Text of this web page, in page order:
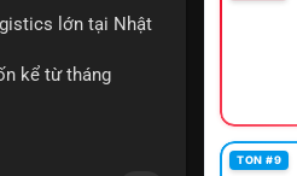
vào lệnh, đồng
mỏng.
lớn tại Nhật
kể từ tháng
TON #9